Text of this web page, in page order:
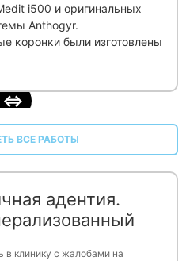
i500 и оригинальных
Anthogyr.
коронки были изготовлены
адентия.
в клинику с жалобами на
ВСЕ РАБОТЫ